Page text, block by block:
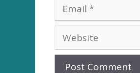
Email
Website